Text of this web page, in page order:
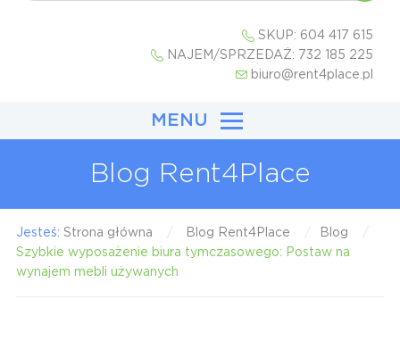
SKUP: 604 417 615
NAJEM/SPRZEDAŻ: 732 185 225
biuro@rent4place.pl
MENU
Blog Rent4Place
Jesteś: Strona główna Blog Rent4Place
Blog
Szybkie wyposażenie biura tymczasowego: Postaw na
wynajem mebli używanych